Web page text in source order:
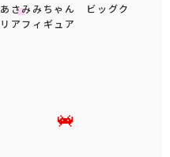
あさみみちゃん ビッグク
リアフィギュア